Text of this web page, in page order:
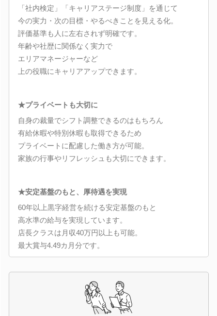
「社内検定」「キャリアステージ制度」を通じて
今の実力・次の目標・やるべきことを見える化。
評価基準も人に左右されず明確です。
年齢や社歴に関係なく実力で
エリアマネージャーなど
上の役職にキャリアアップできます。
★プライベートも大切に
自身の裁量でシフト調整できるのはもちろん
有給休暇や特別休暇も取得できるため
プライベートに配慮した働き方が可能。
家族の行事やリフレッシュも大切にできます。
★安定基盤のもと、厚待遇を実現
60年以上黒字経営を続ける安定基盤のもと
高水準の給与を実現しています。
店長クラスは月収40万円以上も可能。
最大賞与4.49カ月分です。